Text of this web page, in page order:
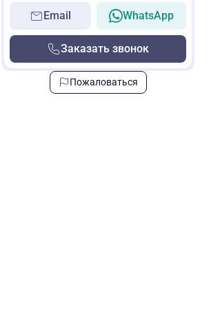
Email WhatsApp
Заказать звонок
Пожаловаться